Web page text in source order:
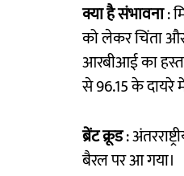
क्या है संभावना:
को लेकर चिंता
आरबीआई का
से 96.15 के दायरे
ब्रेंट क्रूड:
बैरल पर आ गया।